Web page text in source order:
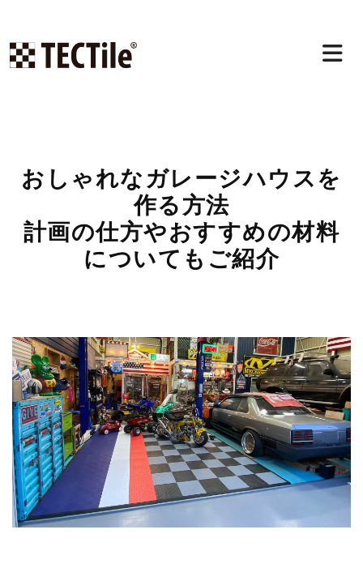
おしゃれなガレージハウスを
作る方法
計画の仕方やおすすめの材料
についてもご紹介